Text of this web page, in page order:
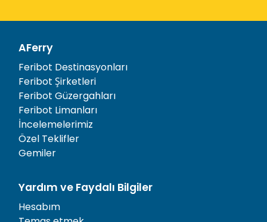
AFerry
Feribot Destinasyonları
Feribot Şirketleri
Feribot Güzergahları
Feribot Limanları
İncelemelerimiz
Özel Teklifler
Gemiler
Yardım ve Faydalı Bilgiler
Hesabım